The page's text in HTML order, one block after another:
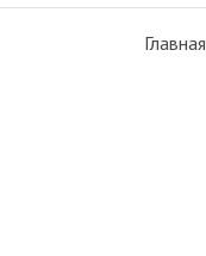
Главная